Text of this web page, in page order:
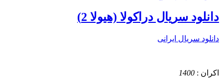
دانلود سریال دراکولا (هیولا 2)
دانلود سریال ایرانی
اکران : 1400